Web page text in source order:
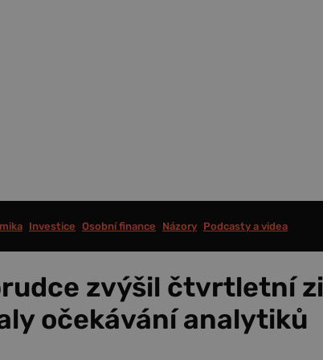
Investice Osobní finance Názory Podcasty a videa
zvýšil čtvrtletní
očekávání analytiků